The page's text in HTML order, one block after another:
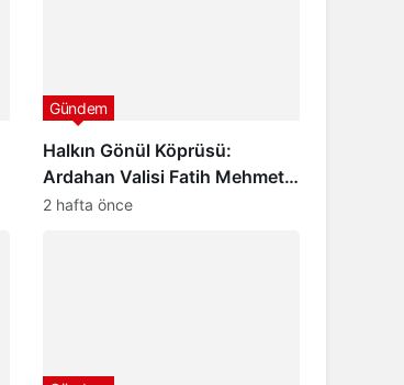
Halkın Gönül Köprüsü:
Ardahan Valisi Fatih Mehmet
Çiçekli
Gündem
2 hafta önce